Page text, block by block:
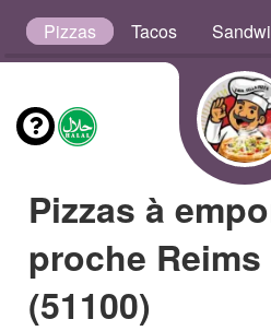
Pizzas Tacos
Pizzas à
proche
(51100)